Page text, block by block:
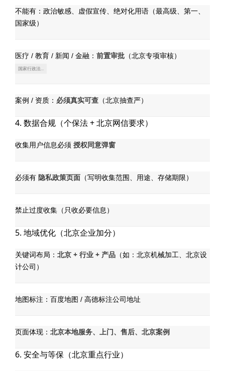
不能有：政治敏感、虚假宣传、绝对化用语（最高级、第一、
国家级）
医疗 / 教育 / 新闻 / 金融： 前置审批 （北京专项审核）
国家行政法...
案例 / 资质： 必须真实可查 （北京抽查严）
4. 数据合规（个保法 + 北京网信要求）
收集用户信息必须 授权同意弹窗
必须有 隐私政策页面 （写明收集范围、用途、存储期限）
禁止过度收集（只收必要信息）
5. 地域优化（北京企业加分）
关键词布局： 北京 + 行业 + 产品 （如：北京机械加工、北京设
计公司）
地图标注：百度地图 / 高德标注公司地址
页面体现： 北京本地服务、上门、售后、北京案例
6. 安全与等保（北京重点行业）